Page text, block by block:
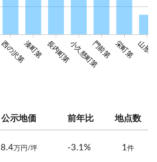
西の沢第湊町第 長内町第小久慈町第門前第 栄町第山形
公示地価 前年比 地点数
8.4万円/坪 -3.1% 1件